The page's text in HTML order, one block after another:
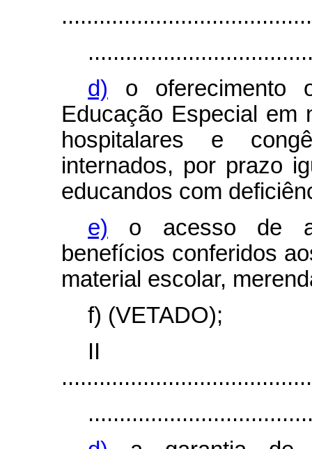
d) o oferecimento
Educação Especial em
hospitalares e
internados, por prazo
educandos com
e) o acesso de
benefícios conferidos
material escolar,
f) (VETADO);